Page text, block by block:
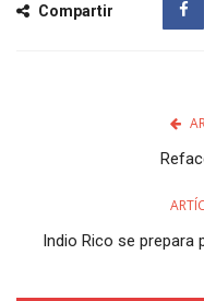
Compartir
Indio Rico se prepara